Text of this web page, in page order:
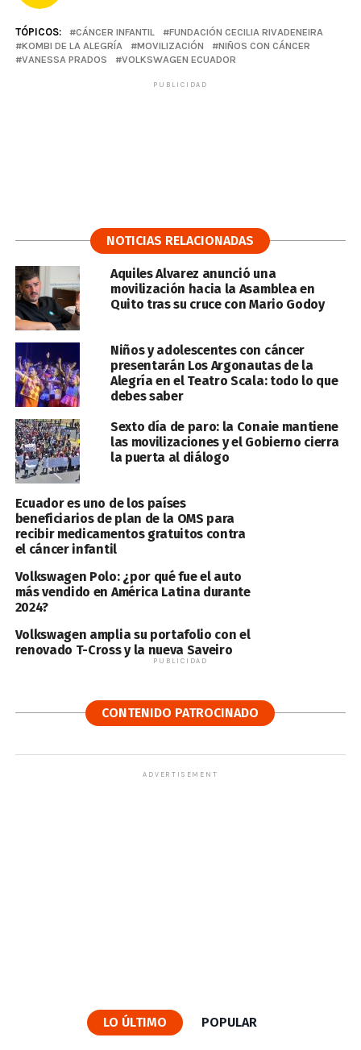
TÓPICOS: CÁNCER INFANTIL
FUNDACIÓN CECILIA RIVADENEIRA
KOMBI DE LA ALEGRÍA
MOVILIZACIÓN
NIÑOS CON CÁNCER
VANESSA PRADOS
VOLKSWAGEN ECUADOR
PUBLICIDAD
NOTICIAS RELACIONADAS
Aquiles Alvarez anunció una
movilización hacia la Asamblea en
Quito tras su cruce con Mario Godoy
Niños y adolescentes con cáncer
presentarán Los Argonautas de la
Alegría en el Teatro Scala: todo lo que
debes saber
Sexto día de paro: la Conaie mantiene
las movilizaciones y el Gobierno cierra
la puerta al diálogo
Ecuador es uno de los países
beneficiarios de plan de la OMS para
recibir medicamentos gratuitos contra
el cáncer infantil
Volkswagen Polo: ¿por qué fue el auto
más vendido en América Latina durante
2024?
Volkswagen amplia su portafolio con el
renovado T-Cross y la nueva Saveiro
PUBLICIDAD
CONTENIDO PATROCINADO
ADVERTISEMENT
LO ÚLTIMO POPULAR